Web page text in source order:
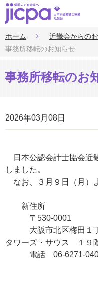
ホーム 近畿会からの
事務所移転のお知らせ
事務所移転のお
2026年03月08日
日本公認会計士協会近
しました。
なお、３月９日（月）
新住所
〒530-0001
大阪市北区梅田１丁
タワーズ・サウス １９
電話 06-6271-